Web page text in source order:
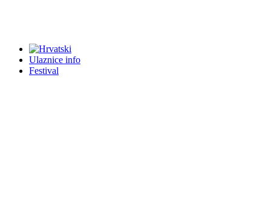
Ulaznice info
Festival